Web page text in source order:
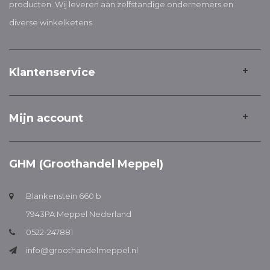
producten. Wij leveren aan zelfstandige ondernemers en
diverse winkelketens
Klantenservice
Mijn account
GHM (Groothandel Meppel)
Blankenstein 660 b
7943PA Meppel Nederland
0522-247881
info@groothandelmeppel.nl